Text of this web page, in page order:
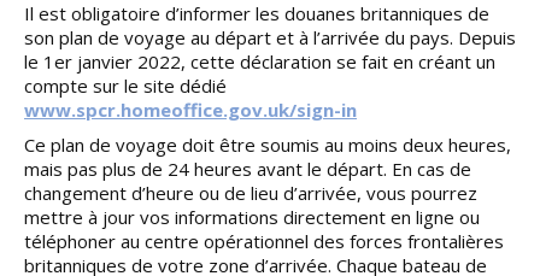
Il est obligatoire d’informer les douanes britanniques de
son plan de voyage au départ et à l’arrivée du pays. Depuis
le 1er janvier 2022, cette déclaration se fait en créant un
compte sur le site dédié
www.spcr.homeoffice.gov.uk/sign-in
Ce plan de voyage doit être soumis au moins deux heures,
mais pas plus de 24 heures avant le départ. En cas de
changement d’heure ou de lieu d’arrivée, vous pourrez
mettre à jour vos informations directement en ligne ou
téléphoner au centre opérationnel des forces frontalières
britanniques de votre zone d’arrivée. Chaque bateau de